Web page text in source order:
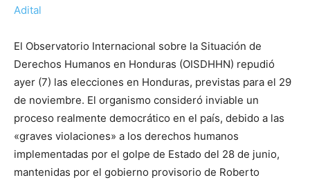
Adital
El Observatorio Internacional sobre la Situación de
Derechos Humanos en Honduras (OISDHHN) repudió
ayer (7) las elecciones en Honduras, previstas para el 29
de noviembre. El organismo consideró inviable un
proceso realmente democrático en el país, debido a las
«graves violaciones» a los derechos humanos
implementadas por el golpe de Estado del 28 de junio,
mantenidas por el gobierno provisorio de Roberto